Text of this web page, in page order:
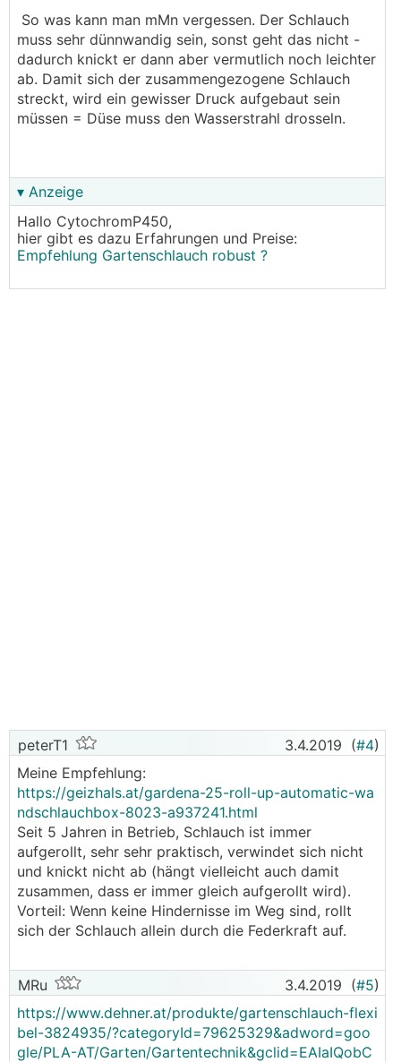
So was kann man mMn vergessen. Der Schlauch
muss sehr dünnwandig sein, sonst geht das nicht -
dadurch knickt er dann aber vermutlich noch leichter
ab. Damit sich der zusammengezogene Schlauch
streckt, wird ein gewisser Druck aufgebaut sein
müssen = Düse muss den Wasserstrahl drosseln.
▾ Anzeige
Hallo CytochromP450,
hier gibt es dazu Erfahrungen und Preise:
Empfehlung Gartenschlauch robust ?
peterT1 3.4.2019 (#4)
Meine Empfehlung:
https://geizhals.at/gardena-25-roll-up-automatic-wa
ndschlauchbox-8023-a937241.html
Seit 5 Jahren in Betrieb, Schlauch ist immer
aufgerollt, sehr sehr praktisch, verwindet sich nicht
und knickt nicht ab (hängt vielleicht auch damit
zusammen, dass er immer gleich aufgerollt wird).
Vorteil: Wenn keine Hindernisse im Weg sind, rollt
sich der Schlauch allein durch die Federkraft auf.
MRu 3.4.2019 (#5)
https://www.dehner.at/produkte/gartenschlauch-flexi
bel-3824935/?categoryId=79625329&adword=goo
gle/PLA-AT/Garten/Gartentechnik&gclid=EAIaIQobC